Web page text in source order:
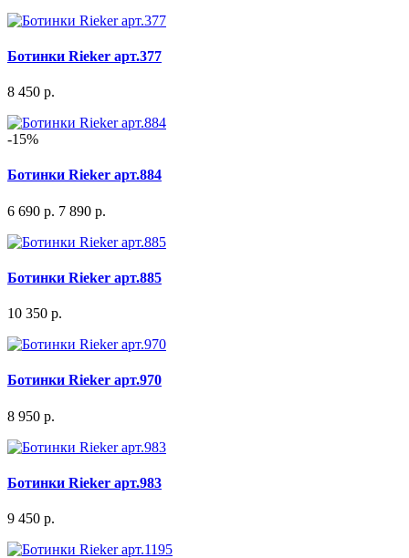
Ботинки Rieker арт.377
8 450 р.
-15%
Ботинки Rieker арт.884
6 690 р. 7 890 р.
Ботинки Rieker арт.885
10 350 р.
Ботинки Rieker арт.970
8 950 р.
Ботинки Rieker арт.983
9 450 р.